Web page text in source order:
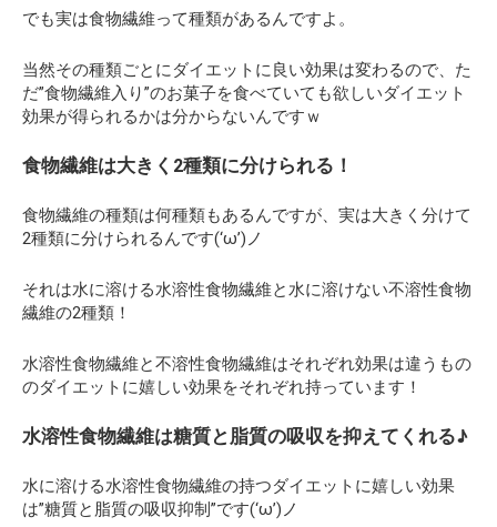
でも実は食物繊維って種類があるんですよ。
当然その種類ごとにダイエットに良い効果は変わるので、た
だ”食物繊維入り”のお菓子を食べていても欲しいダイエット
効果が得られるかは分からないんですｗ
食物繊維は大きく2種類に分けられる！
食物繊維の種類は何種類もあるんですが、実は大きく分けて
2種類に分けられるんです(‘ω’)ノ
それは水に溶ける水溶性食物繊維と水に溶けない不溶性食物
繊維の2種類！
水溶性食物繊維と不溶性食物繊維はそれぞれ効果は違うもの
のダイエットに嬉しい効果をそれぞれ持っています！
水溶性食物繊維は糖質と脂質の吸収を抑えてくれる♪
水に溶ける水溶性食物繊維の持つダイエットに嬉しい効果
は”糖質と脂質の吸収抑制”です(‘ω’)ノ